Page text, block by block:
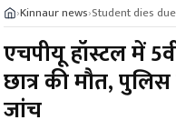
›Kinnaur news›Student dies
एचपीयू हॉस्टल में
छात्र की मौत,
जांच